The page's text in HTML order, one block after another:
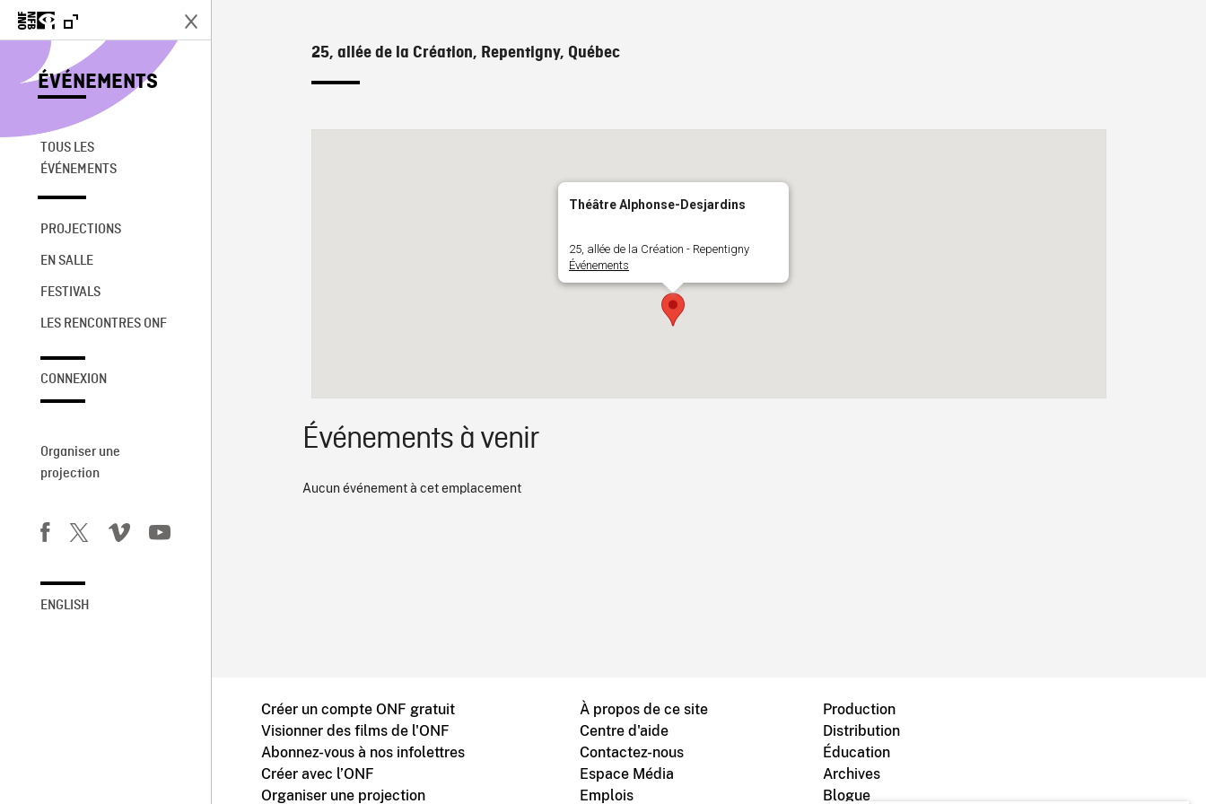
ÉVÉNEMENTS
TOUS LES
ÉVÉNEMENTS
PROJECTIONS
EN SALLE
FESTIVALS
LES RENCONTRES ONF
CONNEXION
Organiser une
projection
ENGLISH
25, allée de la Création, Repentigny, Québec
Théâtre Alphonse-Desjardins
25, allée de la Création - Repentigny
Événements
Événements à venir
Aucun événement à cet emplacement
Créer un compte ONF gratuit
Visionner des films de l'ONF
Abonnez-vous à nos infolettres
Créer avec l’ONF
Organiser une projection
À propos de ce site
Centre d'aide
Contactez-nous
Espace Média
Emplois
Production
Distribution
Éducation
Archives
Blogue